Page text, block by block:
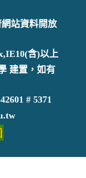
網站資料開放
含)以上
建置，如有
# 5371